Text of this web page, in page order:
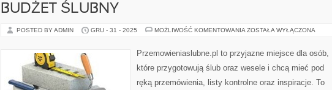
BUDŻET ŚLUBNY
POSTED BY ADMIN GRU - 31 - 2025 MOŻLIWOŚĆ KOMENTOWANIA BUDŻET
ZOSTAŁA WYŁĄCZONA
Przemowieniaslubne.pl to przyjazne miejsce dla osób,
które przygotowują ślub oraz wesele i chcą mieć pod
ręką przemówienia, listy kontrolne oraz inspiracje. To